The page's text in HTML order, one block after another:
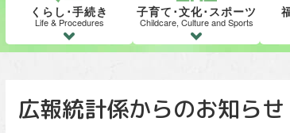
くらし･手続き
Life & Procedures
子育て･文化･スポーツ
Childcare, Culture and Sports
広報統計係からのお知らせ